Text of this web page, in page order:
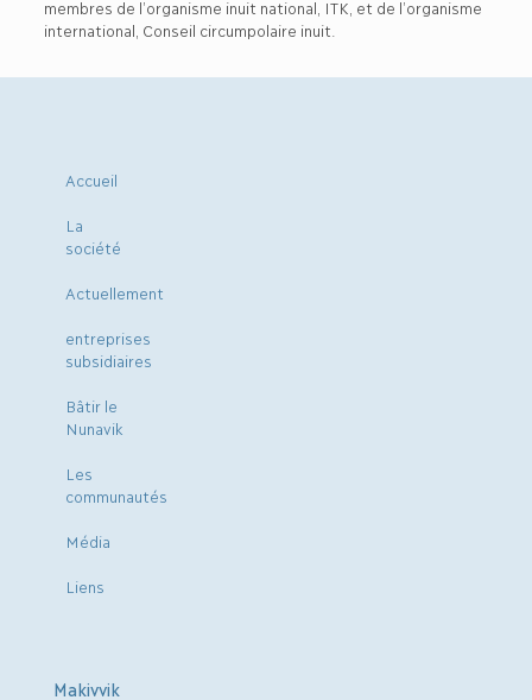
membres de l’organisme inuit national, ITK, et de l’organisme
international, Conseil circumpolaire inuit.
Accueil
La
société
Actuellement
entreprises
subsidiaires
Bâtir le
Nunavik
Les
communautés
Média
Liens
Makivvik